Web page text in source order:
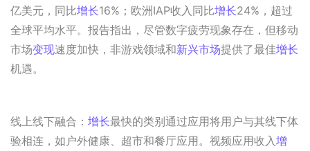
亿美元，同比增长16%；欧洲IAP收入同比增长24%，超过
全球平均水平。报告指出，尽管数字疲劳现象存在，但移动
市场变现速度加快，非游戏领域和新兴市场提供了最佳增长
机遇。
线上线下融合： 增长最快的类别通过应用将用户与其线下体
验相连，如户外健康、超市和餐厅应用。视频应用收入增